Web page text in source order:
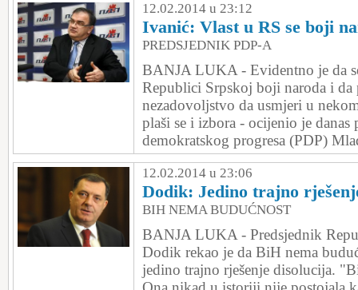
12.02.2014 u 23:12
Ivanić: Vlast u RS se boji
PREDSJEDNIK PDP-A
BANJA LUKA - Evidentno je da
Republici Srpskoj boji naroda i da
nezadovoljstvo da usmjeri u
plaši se i izbora - ocijenio je danas
demokratskog progresa (PDP)
12.02.2014 u 23:06
Dodik: Jedino trajno
BIH NEMA BUDUĆNOST
BANJA LUKA - Predsjednik
Dodik rekao je da BiH nema
jedino trajno rješenje disolucija.